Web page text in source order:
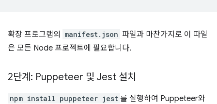
확장 프로그램의 manifest.json 파일과 마찬가지로 이 파일
은 모든 Node 프로젝트에 필요합니다.
2단계: Puppeteer 및 Jest 설치
npm install puppeteer jest 를 실행하여 Puppeteer와